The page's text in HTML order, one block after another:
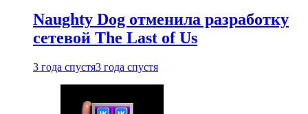
Naughty Dog отменила разработку
сетевой The Last of Us
3 года спустя3 года спустя